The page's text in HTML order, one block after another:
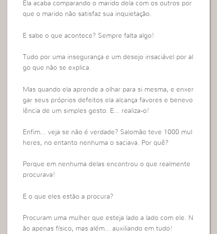
Ela acaba comparando o marido dela com os outros por
que o marido não satisfaz sua inquietação.
E sabe o que acontece? Sempre falta algo!
Tudo por uma insegurança e um desejo insaciável por al
go que não se explica.
Mas quando ela aprende a olhar para si mesma, e enxer
gar seus próprios defeitos ela alcança favores e benevo
lência de um simples gesto. E… realiza-o!
Enfim… veja se não é verdade? Salomão teve 1000 mul
heres, no entanto nenhuma o saciava. Por quê?
Porque em nenhuma delas encontrou o que realmente
procurava!
E o que eles estão a procura?
Procuram uma mulher que esteja lado a lado com ele. N
ão apenas físico, mas além… auxiliando em tudo!